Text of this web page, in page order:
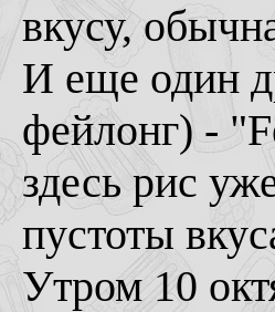
вкусу,
И еще один
фейлонг) -
здесь рис
пустоты
Утром 10